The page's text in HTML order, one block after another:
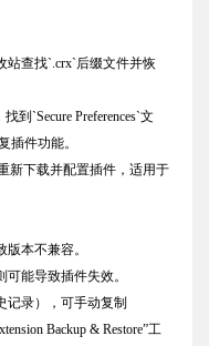
站查找`.crx`后缀文件并恢
到`Secure Preferences`文
插件功能。
新下载并配置插件，适用于
本不兼容。
能导致插件失效。
记录），可手动复制
Backup & Restore”工